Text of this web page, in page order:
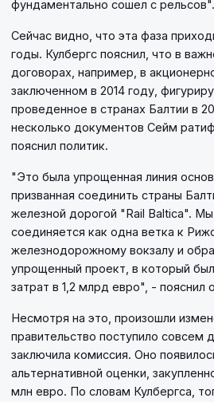
фундаментально сошел с рельсов".
Сейчас видно, что эта фаза
годы. Кулбергс пояснил, что в
договорах, например, в
заключенном в 2014 году,
проведенное в странах Балтии в
несколько документов Сейм
пояснил политик.
"Это была упрощенная линия
призванная соединить страны
железной дорогой "Rail Baltica".
соединяется как одна ветка к
железнодорожному вокзалу и
упрощенный проект, в который
затрат в 1,2 млрд евро", - пояснил
Несмотря на это, произошли
правительство поступило совсем
заключила комиссия. Оно
альтернативной оценки,
млн евро. По словам Кулбергса,